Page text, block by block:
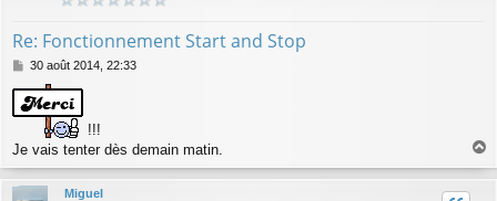
Re: Fonctionnement Start and Stop
M
s
s
g
30 août 2014, 22:33
!!!
Je vais tenter dès demain matin.
u
Miguel